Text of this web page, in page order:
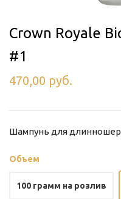
Crown Royale
#1
470,00 руб.
Шампунь для
Объем
100 грамм на розлив